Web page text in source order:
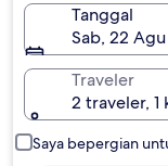
Tanggal
Sab, 22
Traveler
2 traveler, 1
Saya bepergian